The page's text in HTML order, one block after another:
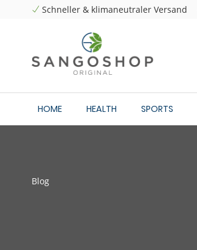
Schneller & klimaneutraler Versand
HOME HEALTH SPORTS
Blog